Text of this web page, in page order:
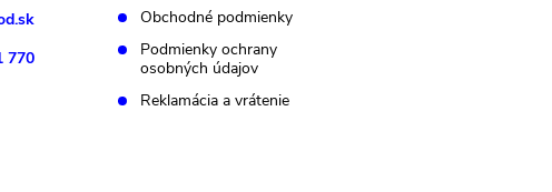
770
Obchodné podmienky
Podmienky ochrany
osobných údajov
Reklamácia a vrátenie